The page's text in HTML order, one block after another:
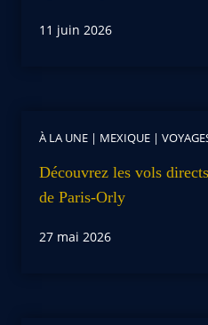
11 juin 2026
À LA UNE | MEXIQUE |
Découvrez les vols
de Paris-Orly
27 mai 2026